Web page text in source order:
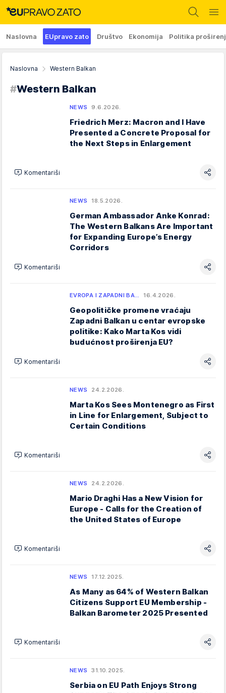
Naslovna EUpravo zato Društvo Ekonomija Politika
Naslovna Western Balkan
#Western Balkan
NEWS 9.6.2026.
Friedrich Merz: Macron and I Have
Presented a Concrete Proposal for
the Next Steps in Enlargement
Komentariši
NEWS 18.5.2026.
German Ambassador Anke Konrad:
The Western Balkans Are Important
for Expanding Europe’s Energy
Corridors
Komentariši
EVROPA I ZAPADNI BA… 16.4.2026.
Geopolitičke promene vraćaju
Zapadni Balkan u centar evropske
politike: Kako Marta Kos vidi
budućnost proširenja EU?
Komentariši
NEWS 24.2.2026.
Marta Kos Sees Montenegro as First
in Line for Enlargement, Subject to
Certain Conditions
Komentariši
NEWS 24.2.2026.
Mario Draghi Has a New Vision for
Europe - Calls for the Creation of
the United States of Europe
Komentariši
NEWS 17.12.2025.
As Many as 64% of Western Balkan
Citizens Support EU Membership -
Balkan Barometer 2025 Presented
Komentariši
NEWS 31.10.2025.
Serbia on EU Path Enjoys Strong